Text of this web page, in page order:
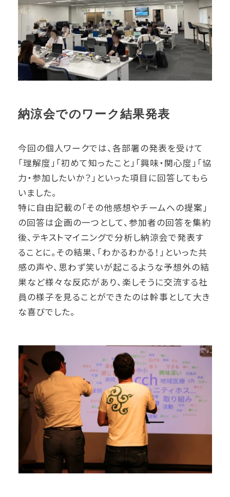
納涼会でのワーク結果発表
今回の個人ワークでは、各部署の発表を受けて
「理解度」「初めて知ったこと」「興味・関心度」「協
力・参加したいか？」といった項目に回答してもら
いました。
特に自由記載の「その他感想やチームへの提案」
の回答は企画の一つとして、参加者の回答を集約
後、テキストマイニングで分析し納涼会で発表す
ることに。その結果、「わかるわかる！」といった共
感の声や、思わず笑いが起こるような予想外の結
果など様々な反応があり、楽しそうに交流する社
員の様子を見ることができたのは幹事として大き
な喜びでした。